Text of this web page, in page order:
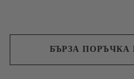
БЪРЗА ПОРЪЧКА